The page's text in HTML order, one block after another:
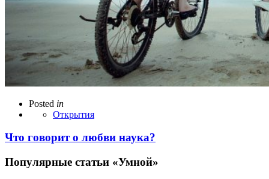
Posted in
Открытия
Что говорит о любви наука?
Популярные статьи «Умной»